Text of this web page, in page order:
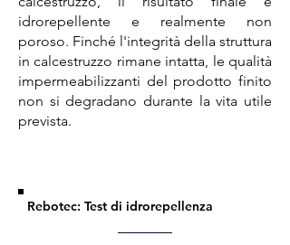
idrorepellente e realmente non
poroso. Finché l'integrità della struttura
in calcestruzzo rimane intatta, le qualità
impermeabilizzanti del prodotto finito
non si degradano durante la vita utile
prevista.
Rebotec: Test di idrorepellenza